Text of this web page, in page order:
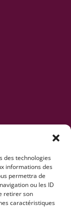
des technologies
informations des
permettra de
ou les ID
retirer son
caractéristiques